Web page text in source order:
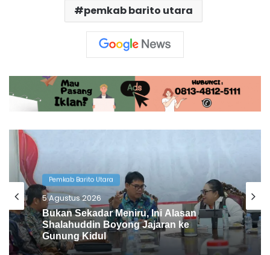
pemkab barito utara
Pemkab Barito Utara
4 Agustus 2026
Pemkab Barito Utara Kaji Tiru Tata
Kelola Pemerintahan ke DIY